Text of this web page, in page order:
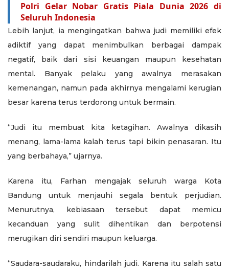
Polri Gelar Nobar Gratis Piala Dunia 2026 di
Seluruh Indonesia
Lebih lanjut, ia mengingatkan bahwa judi memiliki efek
adiktif yang dapat menimbulkan berbagai dampak
negatif, baik dari sisi keuangan maupun kesehatan
mental. Banyak pelaku yang awalnya merasakan
kemenangan, namun pada akhirnya mengalami kerugian
besar karena terus terdorong untuk bermain.
“Judi itu membuat kita ketagihan. Awalnya dikasih
menang, lama-lama kalah terus tapi bikin penasaran. Itu
yang berbahaya,” ujarnya.
Karena itu, Farhan mengajak seluruh warga Kota
Bandung untuk menjauhi segala bentuk perjudian.
Menurutnya, kebiasaan tersebut dapat memicu
kecanduan yang sulit dihentikan dan berpotensi
merugikan diri sendiri maupun keluarga.
“Saudara-saudaraku, hindarilah judi. Karena itu salah satu